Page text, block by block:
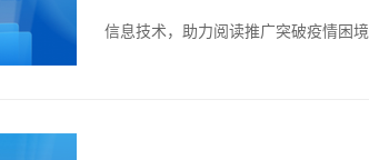
信息技术，助力阅读推广突破疫情困境